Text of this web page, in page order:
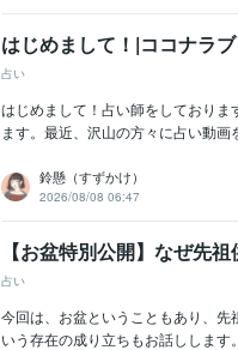
はじめまして！|ココナラ
占い
はじめまして！占い師をしており
ます。最近、沢山の方々に占い動
鈴懸（すずかけ）
2026/08/08 06:47
【お盆特別公開】なぜ先
占い
今回は、お盆ということもあり、
いう存在の成り立ちもお話ししま